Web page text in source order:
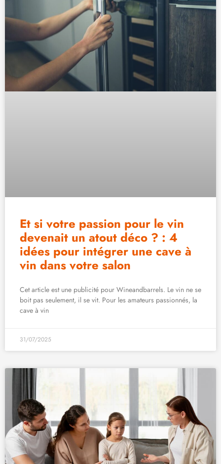
Et si votre passion pour le vin
devenait un atout déco ? : 4
idées pour intégrer une cave à
vin dans votre salon
Cet article est une publicité pour Wineandbarrels. Le vin ne se
boit pas seulement, il se vit. Pour les amateurs passionnés, la
cave à vin
31/07/2025